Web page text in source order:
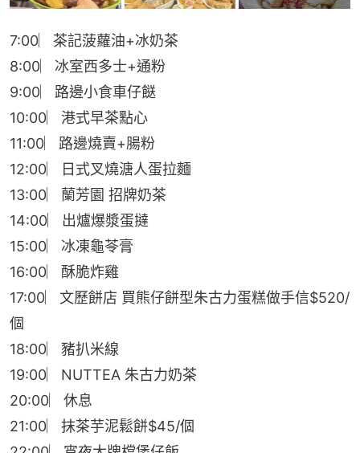
7:00︳茶記菠蘿油+冰奶茶
8:00︳冰室西多士+通粉
9:00︳路邊小食車仔餸
10:00︳港式早茶點心
11:00︳路邊燒賣+腸粉
12:00︳日式叉燒溏人蛋拉麵
13:00︳蘭芳園 招牌奶茶
14:00︳出爐爆漿蛋撻
15:00︳冰凍龜苓膏
16:00︳酥脆炸雞
17:00︳文歷餅店 買熊仔餅型朱古力蛋糕做手信$520/
個
18:00︳豬扒米線
19:00︳NUTTEA 朱古力奶茶
20:00︳休息
21:00︳抹茶芋泥鬆餅$45/個